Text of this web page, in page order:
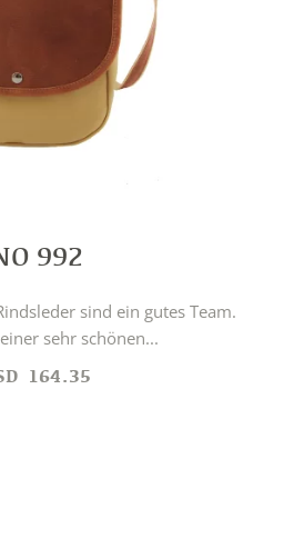
992
sind ein gutes Team.
sehr schönen...
164.35